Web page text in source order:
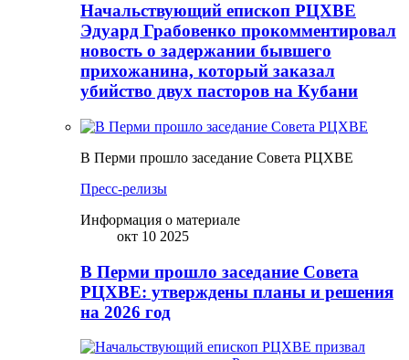
Начальствующий епископ РЦХВЕ
Эдуард Грабовенко прокомментировал
новость о задержании бывшего
прихожанина, который заказал
убийство двух пасторов на Кубани
В Перми прошло заседание Совета РЦХВЕ
Пресс-релизы
Информация о материале
окт 10 2025
В Перми прошло заседание Совета
РЦХВЕ: утверждены планы и решения
на 2026 год